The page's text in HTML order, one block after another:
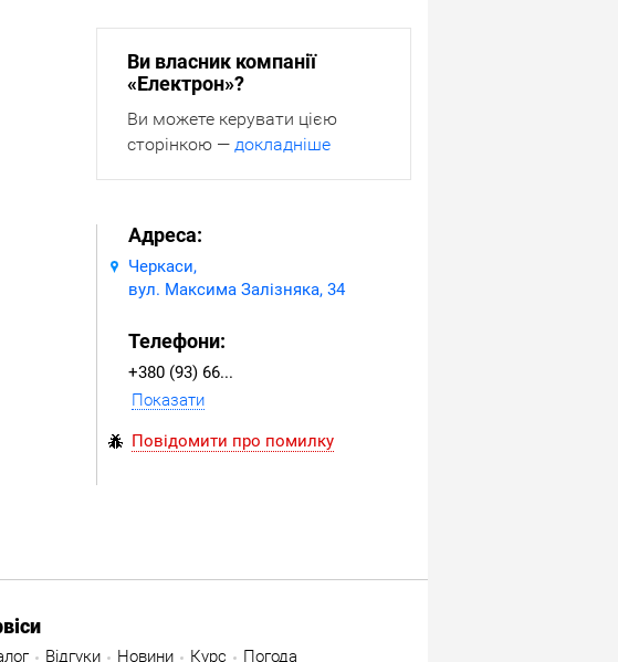
Ви власник компанії
«Електрон»?
Ви можете керувати цією
сторінкою — докладніше
Адреса:
Черкаси,
вул. Максима Залізняка, 34
Телефони:
+380 (93) 666-33-44
Показати
Повідомити про помилку
Відгуки Новини Курс Погода